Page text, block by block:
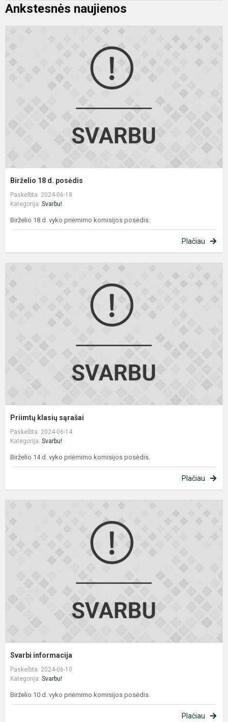
Ankstesnės naujienos
Birželio 18 d. posėdis
Paskelbta: 2024-06-18
Kategorija: Svarbu!
Birželio 18 d. vyko priėmimo komisijos posėdis.
Plačiau
Priimtų klasių sąrašai
Paskelbta: 2024-06-14
Kategorija: Svarbu!
Birželio 14 d. vyko priėmimo komisijos posėdis.
Plačiau
Svarbi informacija
Paskelbta: 2024-06-10
Kategorija: Svarbu!
Birželio 10 d. vyko priėmimo komisijos posėdis.
Plačiau